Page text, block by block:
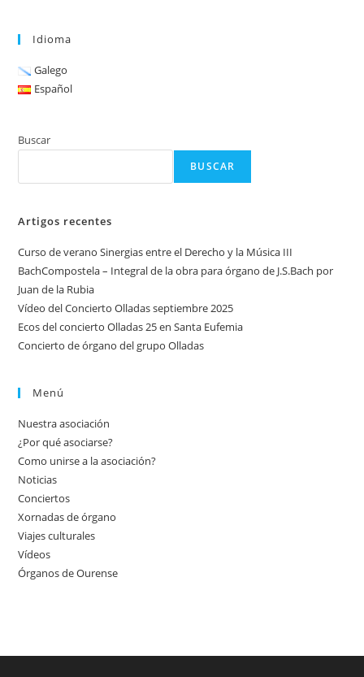
Idioma
Galego
Español
Buscar
BUSCAR
Artigos recentes
Curso de verano Sinergias entre el Derecho y la Música III
BachCompostela – Integral de la obra para órgano de J.S.Bach por
Juan de la Rubia
Vídeo del Concierto Olladas septiembre 2025
Ecos del concierto Olladas 25 en Santa Eufemia
Concierto de órgano del grupo Olladas
Menú
Nuestra asociación
¿Por qué asociarse?
Como unirse a la asociación?
Noticias
Conciertos
Xornadas de órgano
Viajes culturales
Vídeos
Órganos de Ourense